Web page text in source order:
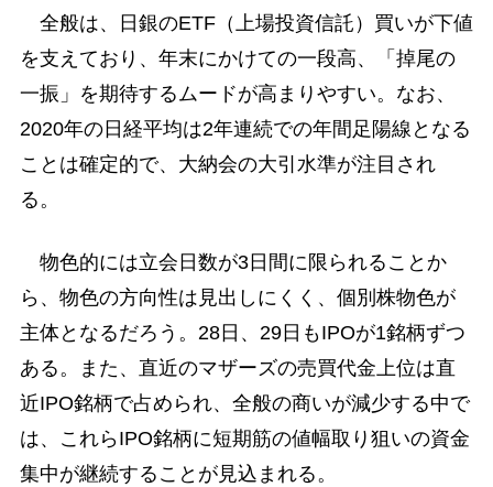
全般は、日銀のETF（上場投資信託）買いが下値
を支えており、年末にかけての一段高、「掉尾の
一振」を期待するムードが高まりやすい。なお、
2020年の日経平均は2年連続での年間足陽線となる
ことは確定的で、大納会の大引水準が注目され
る。
物色的には立会日数が3日間に限られることか
ら、物色の方向性は見出しにくく、個別株物色が
主体となるだろう。28日、29日もIPOが1銘柄ずつ
ある。また、直近のマザーズの売買代金上位は直
近IPO銘柄で占められ、全般の商いが減少する中で
は、これらIPO銘柄に短期筋の値幅取り狙いの資金
集中が継続することが見込まれる。